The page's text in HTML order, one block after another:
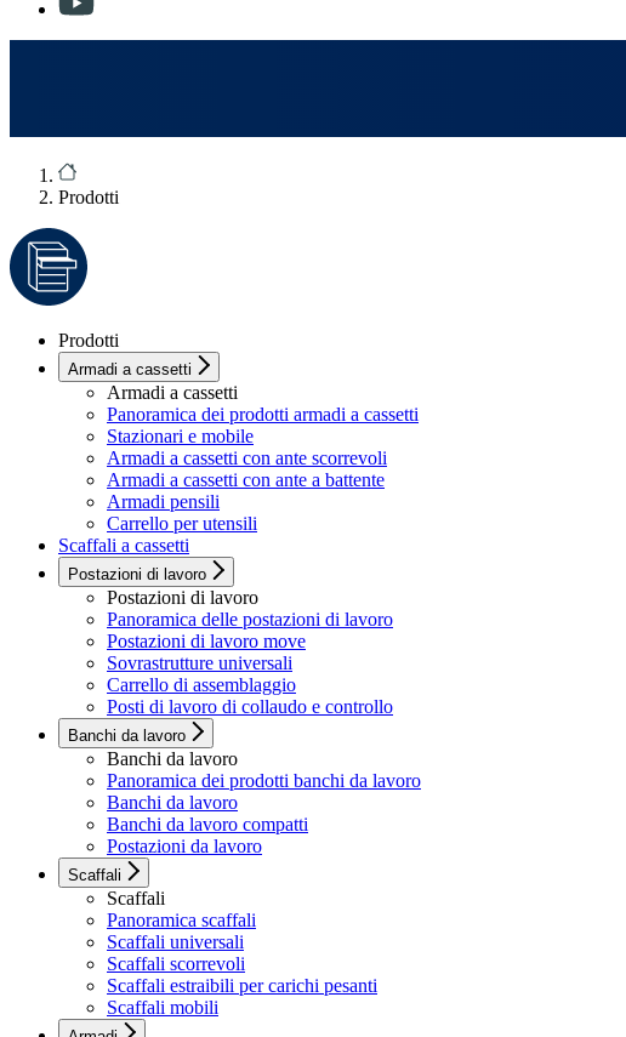
Prodotti
Prodotti
Armadi a cassetti
Armadi a cassetti
Panoramica dei prodotti armadi a cassetti
Stazionari e mobile
Armadi a cassetti con ante scorrevoli
Armadi a cassetti con ante a battente
Armadi pensili
Carrello per utensili
Scaffali a cassetti
Postazioni di lavoro
Postazioni di lavoro
Panoramica delle postazioni di lavoro
Postazioni di lavoro move
Sovrastrutture universali
Carrello di assemblaggio
Posti di lavoro di collaudo e controllo
Banchi da lavoro
Banchi da lavoro
Panoramica dei prodotti banchi da lavoro
Banchi da lavoro
Banchi da lavoro compatti
Postazioni da lavoro
Scaffali
Scaffali
Panoramica scaffali
Scaffali universali
Scaffali scorrevoli
Scaffali estraibili per carichi pesanti
Scaffali mobili